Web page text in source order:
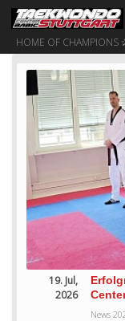
HOME OF CHAMPIONS
19. Jul,
2026
News